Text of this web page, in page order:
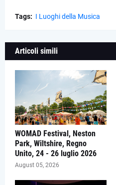
Tags: I Luoghi della Musica
Articoli simili
WOMAD Festival, Neston
Park, Wiltshire, Regno
Unito, 24 - 26 luglio 2026
August 05, 2026